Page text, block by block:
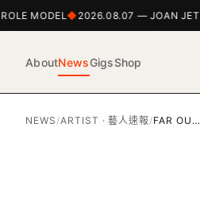
MODEL 2026.08.07 — JOAN JETT
AboutNewsGigsShop
NEWS /ARTIST · 藝人速報 /FAR OU…